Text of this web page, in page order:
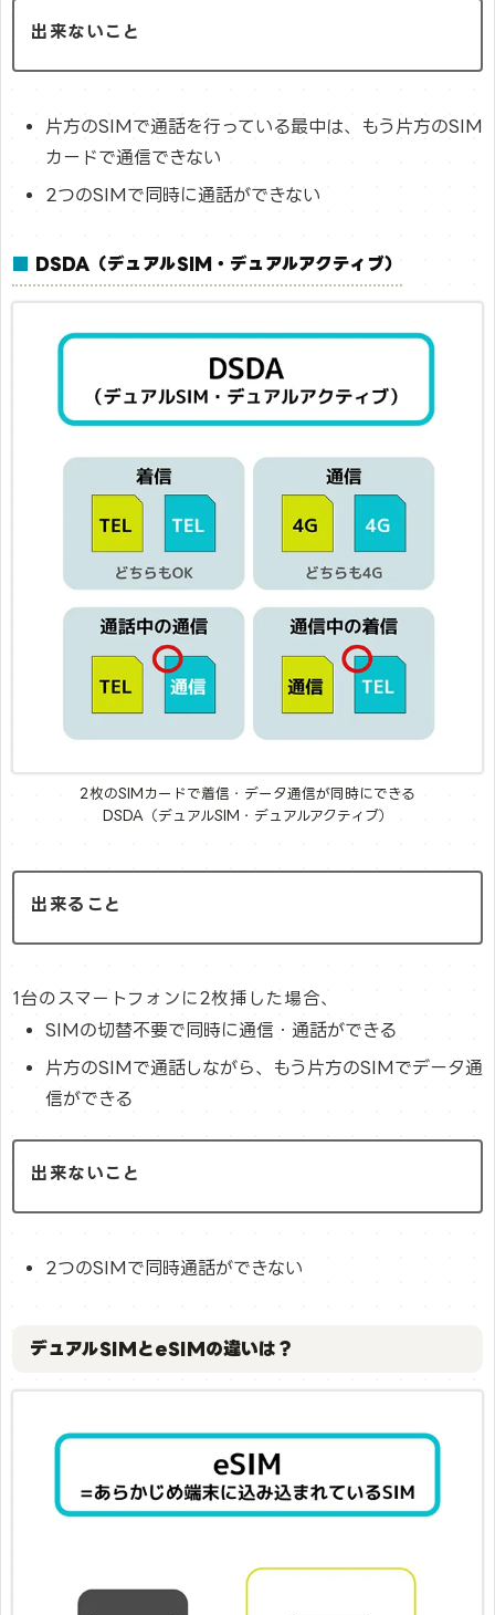
出来ないこと
片方のSIMで通話を行っている最中は、もう片方のSIM
カードで通信できない
2つのSIMで同時に通話ができない
DSDA（デュアルSIM・デュアルアクティブ）
2枚のSIMカードで着信・データ通信が同時にできる
DSDA（デュアルSIM・デュアルアクティブ）
出来ること
1台のスマートフォンに2枚挿した場合、
SIMの切替不要で同時に通信・通話ができる
片方のSIMで通話しながら、もう片方のSIMでデータ通
信ができる
出来ないこと
2つのSIMで同時通話ができない
デュアルSIMとeSIMの違いは？